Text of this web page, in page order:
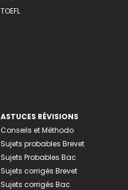
TOEFL
ASTUCES RÉVISIONS
Conseils et Méthodo
Sujets probables Brevet
Sujets Probables Bac
Sujets corrigés Brevet
Sujets corrigés Bac